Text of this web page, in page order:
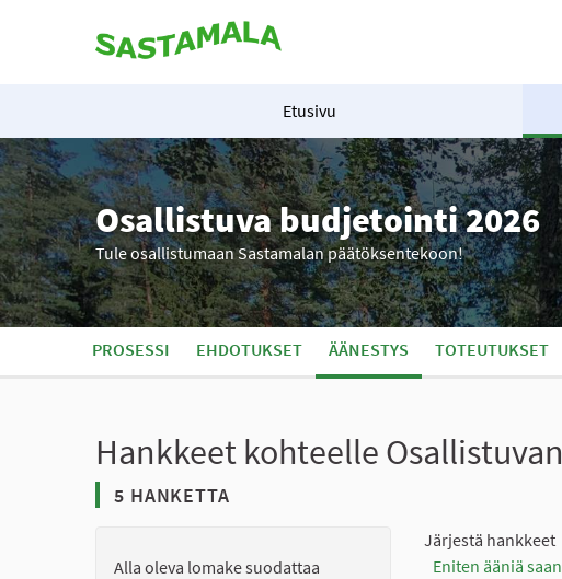
Etusivu
Osallistuva budjetointi 2026
Tule osallistumaan Sastamalan päätöksentekoon!
PROSESSI EHDOTUKSET ÄÄNESTYS TOTEUTUKSET
Hankkeet kohteelle
5 HANKETTA
Alla oleva lomake suodattaa
Järjestä hankkeet
Eniten ääniä